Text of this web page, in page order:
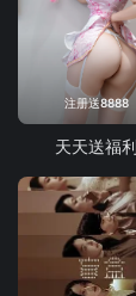
注册送8888
天天送福利